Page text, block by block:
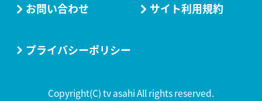
お問い合わせ サイト利用規約
プライバシーポリシー
Copyright(C) tv asahi All rights reserved.